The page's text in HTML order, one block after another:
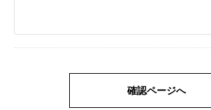
確認ページへ